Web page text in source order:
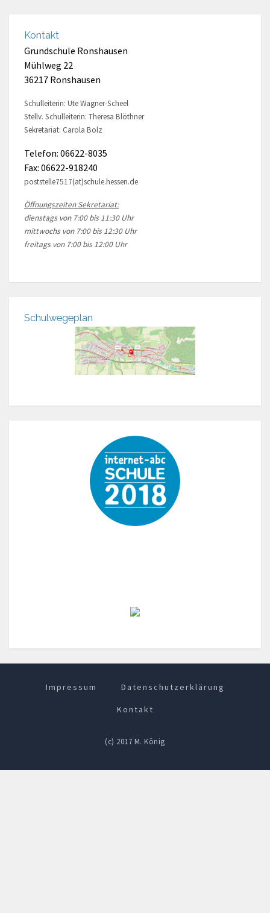
Kontakt
Grundschule Ronshausen
Mühlweg 22
36217 Ronshausen
Schulleiterin: Ute Wagner-Scheel
Stellv. Schulleiterin: Theresa Blöthner
Sekretariat: Carola Bolz
Telefon: 06622-8035
Fax: 06622-918240
poststelle7517(at)schule.hessen.de
Öffnungszeiten Sekretariat:
dienstags von 7:00 bis 11:30 Uhr
mittwochs von 7:00 bis 12:30 Uhr
freitags von 7:00 bis 12:00 Uhr
Schulwegeplan
Impressum Datenschutzerklärung
Kontakt
(c) 2017 M. König